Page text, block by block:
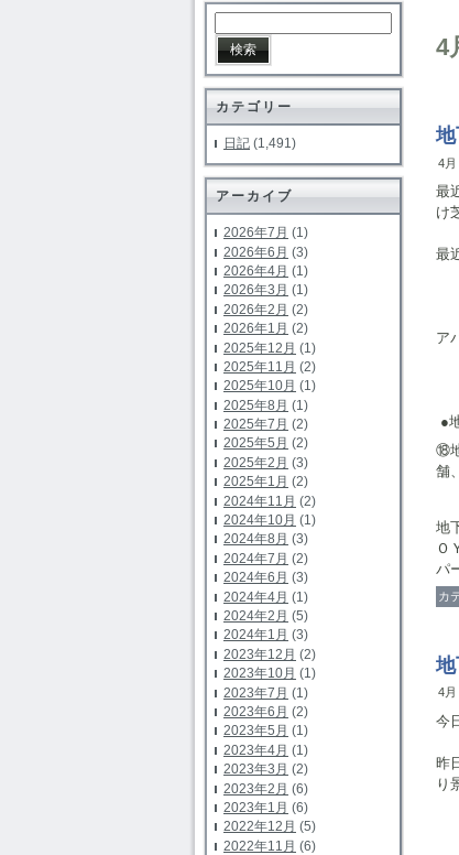
カテゴリー
日記 (1,491)
アーカイブ
2026年7月 (1)
2026年6月 (3)
2026年4月 (1)
2026年3月 (1)
2026年2月 (2)
2026年1月 (2)
2025年12月 (1)
2025年11月 (2)
2025年10月 (1)
2025年8月 (1)
2025年7月 (2)
2025年5月 (2)
2025年2月 (3)
2025年1月 (2)
2024年11月 (2)
2024年10月 (1)
2024年8月 (3)
2024年7月 (2)
2024年6月 (3)
2024年4月 (1)
2024年2月 (5)
2024年1月 (3)
2023年12月 (2)
2023年10月 (1)
2023年7月 (1)
2023年6月 (2)
2023年5月 (1)
2023年4月 (1)
2023年3月 (2)
2023年2月 (6)
2023年1月 (6)
2022年12月 (5)
2022年11月 (6)
4
4月
最
け
最
ア
●
⑱
舗
地
Ｏ
パ
カ
4月
今
昨
り